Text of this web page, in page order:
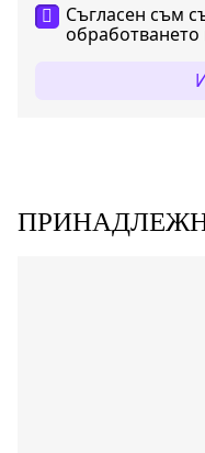
Съгласен съм